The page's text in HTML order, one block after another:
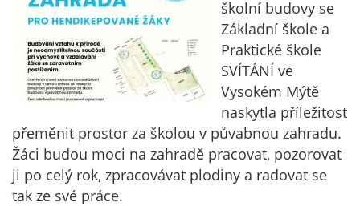
školní budovy se
Základní škole a
Praktické škole
SVÍTÁNÍ ve
Vysokém Mýtě
naskytla příležitost
přeměnit prostor za školou v půvabnou zahradu.
Žáci budou moci na zahradě pracovat, pozorovat
ji po celý rok, zpracovávat plodiny a radovat se
tak ze své práce.